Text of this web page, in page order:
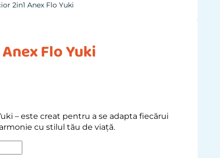
2in1 Anex Flo Yuki
Flo Yuki
– este creat pentru a se adapta fiecărui
cu stilul tău de viață.